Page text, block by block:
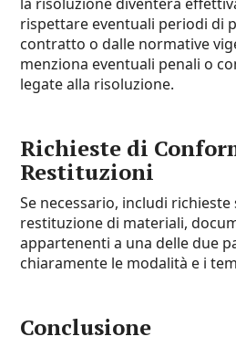
rispettare eventuali periodi di
contratto o dalle normative
menziona eventuali penali o
legate alla risoluzione.
Richieste di
Restituzioni
Se necessario, includi
restituzione di materiali,
appartenenti a una delle due
chiaramente le modalità e i
Conclusione